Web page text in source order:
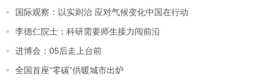
国际观察：以实则治 应对气候变化中国在行动
李德仁院士：科研需要师生接力闯前沿
进博会：05后走上台前
全国首座“零碳”供暖城市出炉